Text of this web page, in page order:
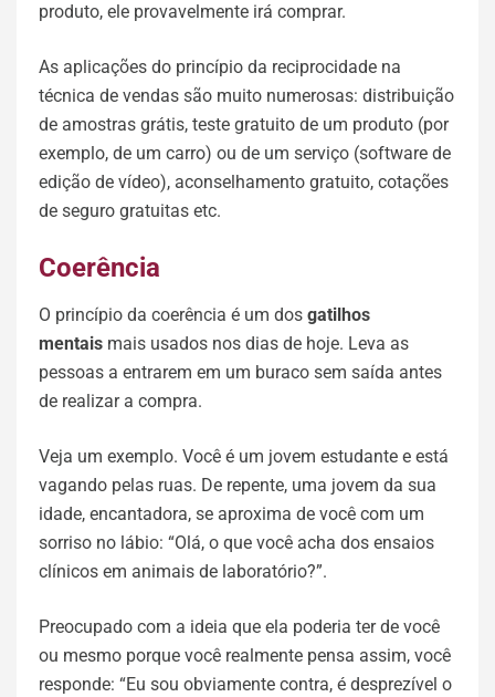
produto, ele provavelmente irá comprar.
As aplicações do princípio da reciprocidade na
técnica de vendas são muito numerosas: distribuição
de amostras grátis, teste gratuito de um produto (por
exemplo, de um carro) ou de um serviço (software de
edição de vídeo), aconselhamento gratuito, cotações
de seguro gratuitas etc.
Coerência
O princípio da coerência é um dos gatilhos
mentais mais usados nos dias de hoje. Leva as
pessoas a entrarem em um buraco sem saída antes
de realizar a compra.
Veja um exemplo. Você é um jovem estudante e está
vagando pelas ruas. De repente, uma jovem da sua
idade, encantadora, se aproxima de você com um
sorriso no lábio: “Olá, o que você acha dos ensaios
clínicos em animais de laboratório?”.
Preocupado com a ideia que ela poderia ter de você
ou mesmo porque você realmente pensa assim, você
responde: “Eu sou obviamente contra, é desprezível o